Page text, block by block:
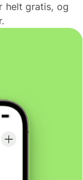
helt gratis, og